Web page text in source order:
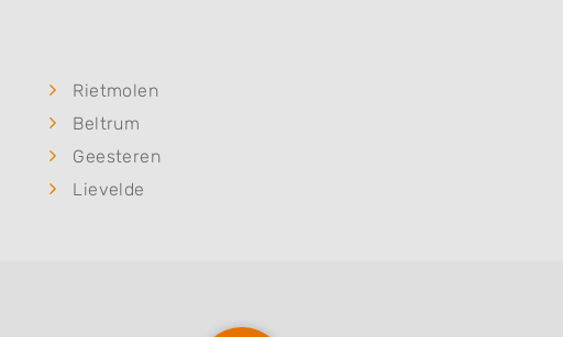
Rietmolen
Beltrum
Geesteren
Lievelde